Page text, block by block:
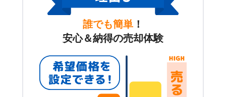
誰でも簡単 ！
安心＆納得の売却体験